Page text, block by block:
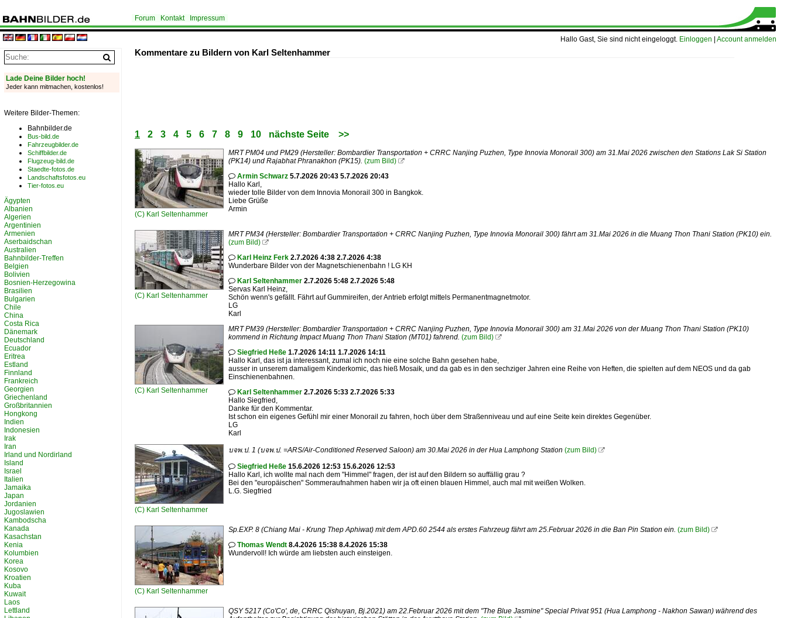
Hallo Gast, Sie sind nicht eingeloggt. Einloggen Account anmelden
Forum Kontakt Impressum
Kommentare zu Bildern von Karl Seltenhammer
1 2 3 4 5 6 7 8 9 10 nächste Seite >>
(C) Karl Seltenhammer
MRT PM04 und PM29 (Hersteller: Bombardier Transportation + CRRC Nanjing Puzhen, Type Innovia Monorail 300) am 31.Mai 2026 zwischen den Stations Lak Si Station
(PK14) und Rajabhat Phranakhon (PK15). (zum Bild) 
 Armin Schwarz 5.7.2026 20:43 5.7.2026 20:43
Hallo Karl,
wieder tolle Bilder von dem Innovia Monorail 300 in Bangkok.
Liebe Grüße
Armin
(C) Karl Seltenhammer
MRT PM34 (Hersteller: Bombardier Transportation + CRRC Nanjing Puzhen, Type Innovia Monorail 300) fährt am 31.Mai 2026 in die Muang Thon Thani Station (PK10) ein.
(zum Bild) 
 Karl Heinz Ferk 2.7.2026 4:38 2.7.2026 4:38
Wunderbare Bilder von der Magnetschienenbahn ! LG KH
 Karl Seltenhammer 2.7.2026 5:48 2.7.2026 5:48
Servas Karl Heinz,
Schön wenn's gefällt. Fährt auf Gummireifen, der Antrieb erfolgt mittels Permanentmagnetmotor.
LG
Karl
(C) Karl Seltenhammer
MRT PM39 (Hersteller: Bombardier Transportation + CRRC Nanjing Puzhen, Type Innovia Monorail 300) am 31.Mai 2026 von der Muang Thon Thani Station (PK10)
kommend in Richtung Impact Muang Thon Thani Station (MT01) fahrend. (zum Bild) 
 Siegfried Heße 1.7.2026 14:11 1.7.2026 14:11
Hallo Karl, das ist ja interessant, zumal ich noch nie eine solche Bahn gesehen habe,
ausser in unserem damaligem Kinderkomic, das hieß Mosaik, und da gab es in den sechziger Jahren eine Reihe von Heften, die spielten auf dem NEOS und da gab
Einschienenbahnen.
 Karl Seltenhammer 2.7.2026 5:33 2.7.2026 5:33
Hallo Siegfried,
Danke für den Kommentar.
Ist schon ein eigenes Gefühl mir einer Monorail zu fahren, hoch über dem Straßenniveau und auf eine Seite kein direktes Gegenüber.
LG
Karl
(C) Karl Seltenhammer
บจพ.ป. 1 (บจพ.ป. =ARS/Air-Conditioned Reserved Saloon) am 30.Mai 2026 in der Hua Lamphong Station (zum Bild) 
 Siegfried Heße 15.6.2026 12:53 15.6.2026 12:53
Hallo Karl, ich wollte mal nach dem "Himmel" fragen, der ist auf den Bildern so auffällig grau ?
Bei den "europäischen" Sommeraufnahmen haben wir ja oft einen blauen Himmel, auch mal mit weißen Wolken.
L.G. Siegfried
(C) Karl Seltenhammer
Sp.EXP. 8 (Chiang Mai - Krung Thep Aphiwat) mit dem APD.60 2544 als erstes Fahrzeug fährt am 25.Februar 2026 in die Ban Pin Station ein. (zum Bild) 
 Thomas Wendt 8.4.2026 15:38 8.4.2026 15:38
Wundervoll! Ich würde am liebsten auch einsteigen.
QSY 5217 (Co'Co', de, CRRC Qishuyan, Bj.2021) am 22.Februar 2026 mit dem "The Blue Jasmine" Special Privat 951 (Hua Lamphong - Nakhon Sawan) während des
Lade Deine Bilder hoch!
Jeder kann mitmachen, kostenlos!
Weitere Bilder-Themen:
Bahnbilder.de
Bus-bild.de
Fahrzeugbilder.de
Schiffbilder.de
Flugzeug-bild.de
Staedte-fotos.de
Landschaftsfotos.eu
Tier-fotos.eu
Ägypten
Albanien
Algerien
Argentinien
Armenien
Aserbaidschan
Australien
Bahnbilder-Treffen
Belgien
Bolivien
Bosnien-Herzegowina
Brasilien
Bulgarien
Chile
China
Costa Rica
Dänemark
Deutschland
Ecuador
Eritrea
Estland
Finnland
Frankreich
Georgien
Griechenland
Großbritannien
Hongkong
Indien
Indonesien
Irak
Iran
Irland und Nordirland
Island
Israel
Italien
Jamaika
Japan
Jordanien
Jugoslawien
Kambodscha
Kanada
Kasachstan
Kenia
Kolumbien
Korea
Kosovo
Kroatien
Kuba
Kuwait
Laos
Lettland